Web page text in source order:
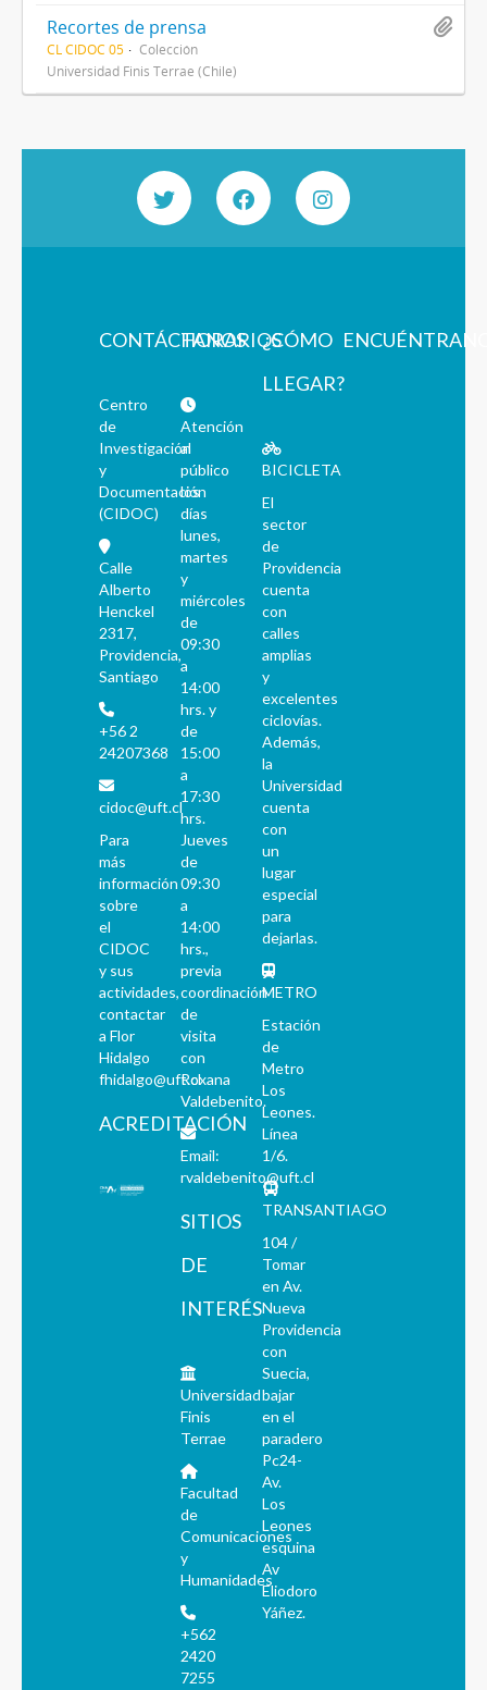
Recortes de prensa
CL CIDOC 05
Colección
Universidad Finis Terrae (Chile)
CONTÁCTANOS
Centro
de
Investigación
y
Documentación
(CIDOC)
Calle
Alberto
Henckel
2317,
Providencia,
Santiago
+56 2
24207368
cidoc@uft.cl
Para
más
información
sobre
el
CIDOC
y sus
actividades,
contactar
a Flor
Hidalgo
fhidalgo@uft.cl
ACREDITACIÓN
HORARIOS
Atención
al
público
los
días
lunes,
martes
y
miércoles
de
09:30
a
14:00
hrs. y
de
15:00
a
17:30
hrs.
Jueves
de
09:30
a
14:00
hrs.,
previa
coordinación
de
visita
con
Roxana
Valdebenito.
Email:
rvaldebenito@uft.cl
SITIOS
DE
INTERÉS
Universidad
Finis
Terrae
Facultad
de
Comunicaciones
y
Humanidades
+562
2420
7255
¿CÓMO
LLEGAR?
BICICLETA
El
sector
de
Providencia
cuenta
con
calles
amplias
y
excelentes
ciclovías.
Además,
la
Universidad
cuenta
con
un
lugar
especial
para
dejarlas.
METRO
Estación
de
Metro
Los
Leones.
Línea
1/6.
TRANSANTIAGO
104 /
Tomar
en Av.
Nueva
Providencia
con
Suecia,
bajar
en el
paradero
Pc24-
Av.
Los
Leones
esquina
Av
Eliodoro
Yáñez.